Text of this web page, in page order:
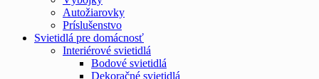
Autožiarovky
Príslušenstvo
Svietidlá pre domácnosť
Interiérové svietidlá
Bodové svietidlá
Dekoračné svietidlá